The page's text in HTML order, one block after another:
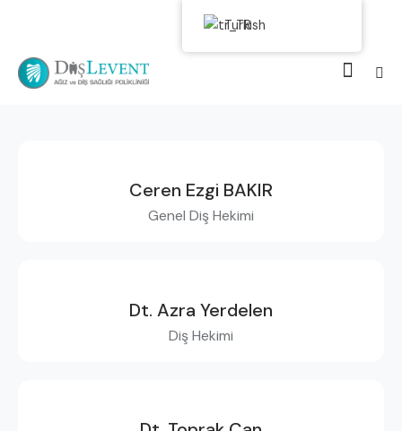
Ceren Ezgi BAKIR
Genel Diş Hekimi
Dt. Azra Yerdelen
Diş Hekimi
Turkish